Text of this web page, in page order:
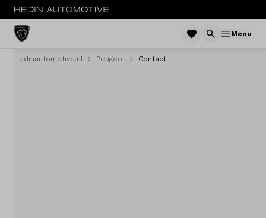
Menu
MENU
Hedinautomotive.nl Peugeot Contact